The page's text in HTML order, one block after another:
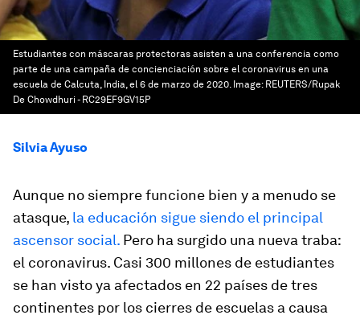
Estudiantes con máscaras protectoras asisten a una conferencia como
parte de una campaña de concienciación sobre el coronavirus en una
escuela de Calcuta, India, el 6 de marzo de 2020. Image: REUTERS/Rupak
De Chowdhuri - RC29EF9GV15P
Silvia Ayuso
Aunque no siempre funcione bien y a menudo se
atasque, la educación sigue siendo el principal
ascensor social. Pero ha surgido una nueva traba:
el coronavirus. Casi 300 millones de estudiantes
se han visto ya afectados en 22 países de tres
continentes por los cierres de escuelas a causa